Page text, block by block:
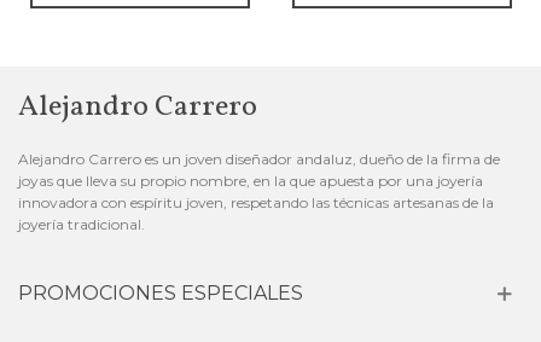
Alejandro Carrero
Alejandro Carrero es un joven diseñador andaluz, dueño de la firma de
joyas que lleva su propio nombre, en la que apuesta por una joyería
innovadora con espíritu joven, respetando las técnicas artesanas de la
joyería tradicional.
PROMOCIONES ESPECIALES